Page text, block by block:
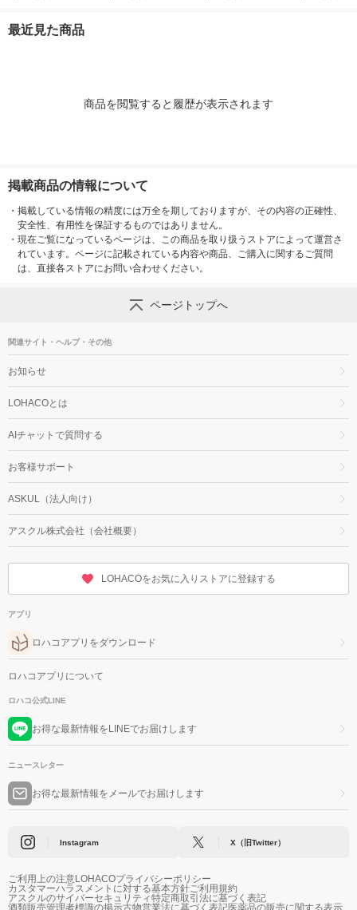
最近見た商品
商品を閲覧すると履歴が表示されます
掲載商品の情報について
・ 掲載している情報の精度には万全を期しておりますが、その内容の正確性、
安全性、有用性を保証するものではありません。
・ 現在ご覧になっているページは、この商品を取り扱うストアによって運営さ
れています。ページに記載されている内容や商品、ご購入に関するご質問
は、直接各ストアにお問い合わせください。
ページトップへ
関連サイト・ヘルプ・その他
お知らせ
LOHACOとは
AIチャットで質問する
お客様サポート
ASKUL（法人向け）
アスクル株式会社（会社概要）
LOHACOをお気に入りストアに登録する
アプリ
ロハコアプリをダウンロード
ロハコアプリについて
ロハコ公式LINE
お得な最新情報をLINEでお届けします
ニュースレター
お得な最新情報をメールでお届けします
Instagram X（旧Twitter）
ご利用上の注意LOHACOプライバシーポリシー
カスタマーハラスメントに対する基本方針ご利用規約
アスクルのサイバーセキュリティ特定商取引法に基づく表記